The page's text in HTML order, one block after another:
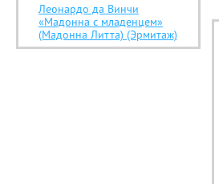
Леонардо да Винчи
«Мадонна с младенцем»
(Мадонна Литта) (Эрмитаж)